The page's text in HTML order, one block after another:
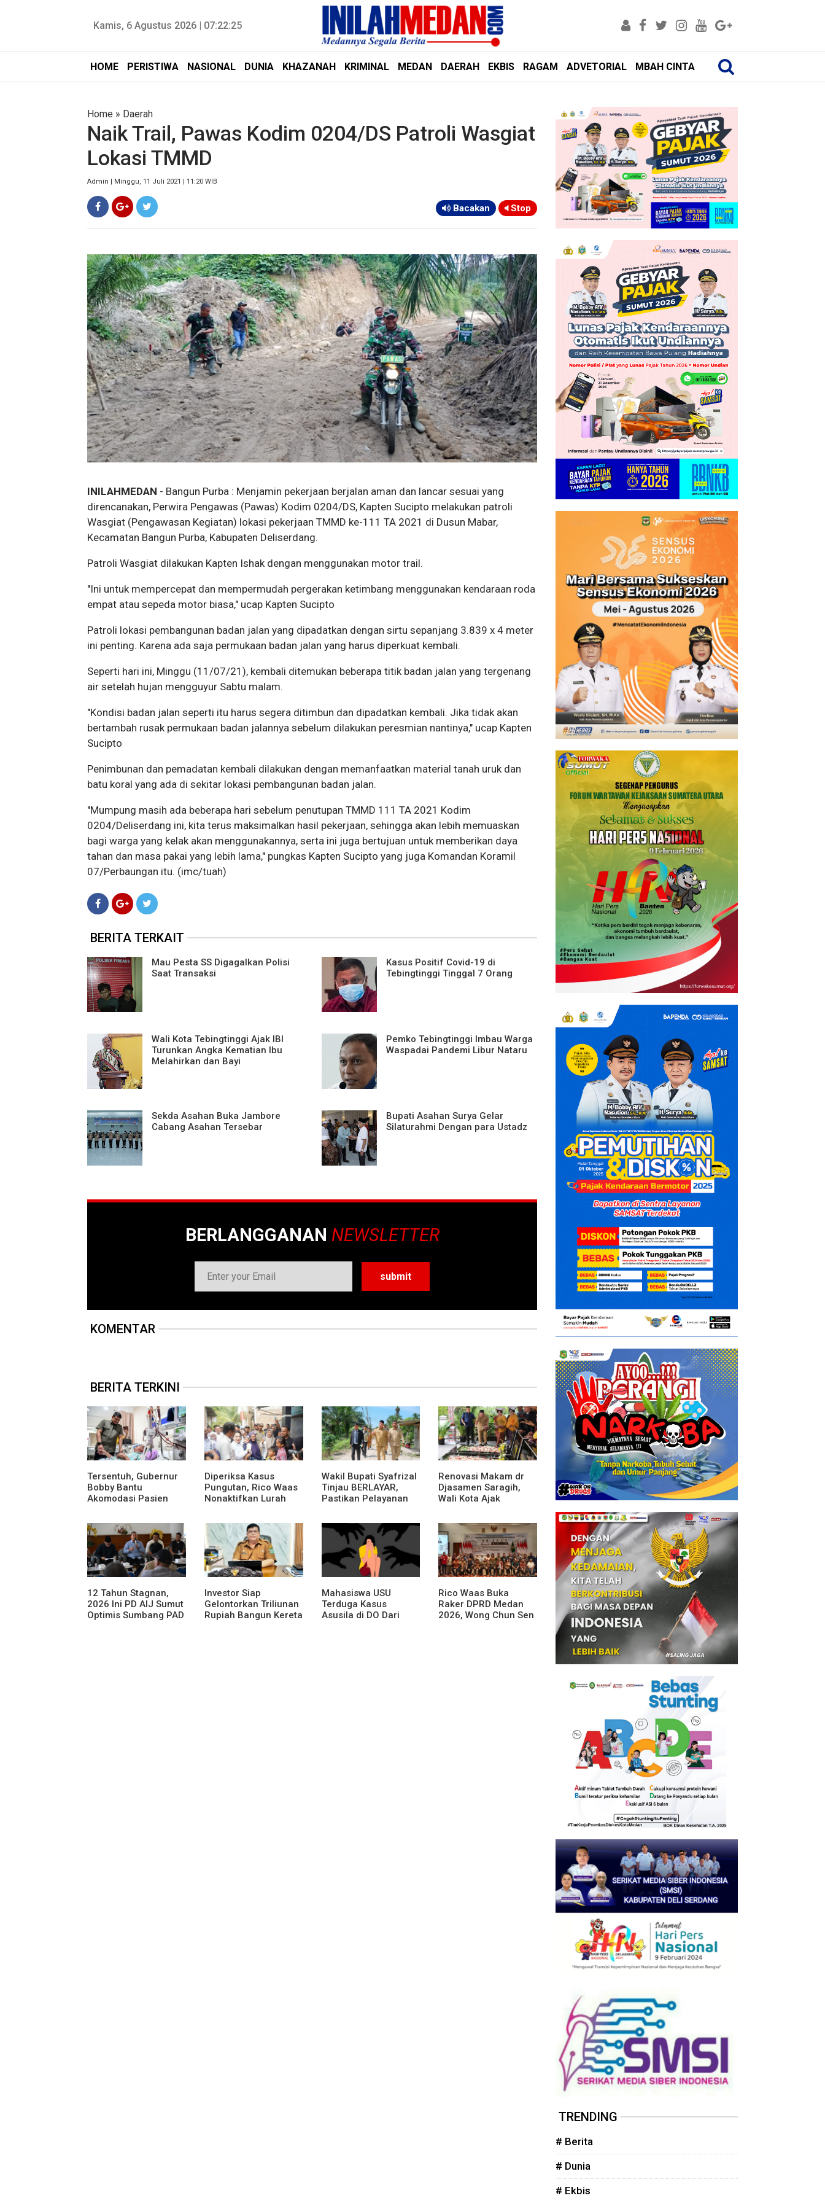
Kamis, 6 Agustus 2026 | 07:22:26
HOME PERISTIWA NASIONAL DUNIA KHAZANAH KRIMINAL MEDAN DAERAH EKBIS RAGAM ADVETORIAL MBAH CINTA
Home » Daerah
Naik Trail, Pawas Kodim 0204/DS Patroli Wasgiat
Lokasi TMMD
Admin | Minggu, 11 Juli 2021 | 11:20 WIB
Bacakan Stop
INILAHMEDAN - Bangun Purba : Menjamin pekerjaan berjalan aman dan lancar sesuai yang
direncanakan, Perwira Pengawas (Pawas) Kodim 0204/DS, Kapten Sucipto melakukan patroli
Wasgiat (Pengawasan Kegiatan) lokasi pekerjaan TMMD ke-111 TA 2021 di Dusun Mabar,
Kecamatan Bangun Purba, Kabupaten Deliserdang.
Patroli Wasgiat dilakukan Kapten Ishak dengan menggunakan motor trail.
"Ini untuk mempercepat dan mempermudah pergerakan ketimbang menggunakan kendaraan roda
empat atau sepeda motor biasa," ucap Kapten Sucipto
Patroli lokasi pembangunan badan jalan yang dipadatkan dengan sirtu sepanjang 3.839 x 4 meter
ini penting. Karena ada saja permukaan badan jalan yang harus diperkuat kembali.
Seperti hari ini, Minggu (11/07/21), kembali ditemukan beberapa titik badan jalan yang tergenang
air setelah hujan mengguyur Sabtu malam.
"Kondisi badan jalan seperti itu harus segera ditimbun dan dipadatkan kembali. Jika tidak akan
bertambah rusak permukaan badan jalannya sebelum dilakukan peresmian nantinya," ucap Kapten
Sucipto
Penimbunan dan pemadatan kembali dilakukan dengan memanfaatkan material tanah uruk dan
batu koral yang ada di sekitar lokasi pembangunan badan jalan.
"Mumpung masih ada beberapa hari sebelum penutupan TMMD 111 TA 2021 Kodim
0204/Deliserdang ini, kita terus maksimalkan hasil pekerjaan, sehingga akan lebih memuaskan
bagi warga yang kelak akan menggunakannya, serta ini juga bertujuan untuk memberikan daya
tahan dan masa pakai yang lebih lama," pungkas Kapten Sucipto yang juga Komandan Koramil
07/Perbaungan itu. (imc/tuah)
BERITA TERKAIT
Mau Pesta SS Digagalkan Polisi
Saat Transaksi
Kasus Positif Covid-19 di
Tebingtinggi Tinggal 7 Orang
Wali Kota Tebingtinggi Ajak IBI
Turunkan Angka Kematian Ibu
Melahirkan dan Bayi
Pemko Tebingtinggi Imbau Warga
Waspadai Pandemi Libur Nataru
Sekda Asahan Buka Jambore
Cabang Asahan Tersebar
Bupati Asahan Surya Gelar
Silaturahmi Dengan para Ustadz
BERLANGGANAN NEWSLETTER
KOMENTAR
BERITA TERKINI
Tersentuh, Gubernur
Bobby Bantu
Akomodasi Pasien
Tiroid di RSUD
Thomsen
Diperiksa Kasus
Pungutan, Rico Waas
Nonaktifkan Lurah
Masyarakat
Wakil Bupati Syafrizal
Tinjau BERLAYAR,
Pastikan Pelayanan
Desa
Renovasi Makam dr
Djasamen Saragih,
Wali Kota Ajak
Lestarikan Nilai
Perjuangan Tokoh
Bangsa
12 Tahun Stagnan,
2026 Ini PD AIJ Sumut
Optimis Sumbang PAD
Investor Siap
Gelontorkan Triliunan
Rupiah Bangun Kereta
Mahasiswa USU
Terduga Kasus
Asusila di DO Dari
Rico Waas Buka
Raker DPRD Medan
2026, Wong Chun Sen
TRENDING
# Berita
# Dunia
# Ekbis